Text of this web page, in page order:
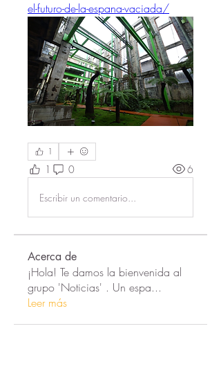
el-futuro-de-la-espana-vaciada/
1
1 0 6
Escribir un comentario...
Acerca de
¡Hola! Te damos la bienvenida al
grupo 'Noticias' . Un espa...
Leer más